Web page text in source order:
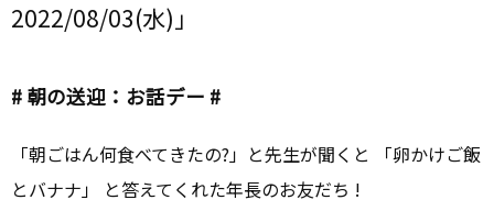
2022/08/03(水)」
# 朝の送迎：お話デー #
「朝ごはん何食べてきたの?」と先生が聞くと 「卵かけご飯
とバナナ」 と答えてくれた年長のお友だち !